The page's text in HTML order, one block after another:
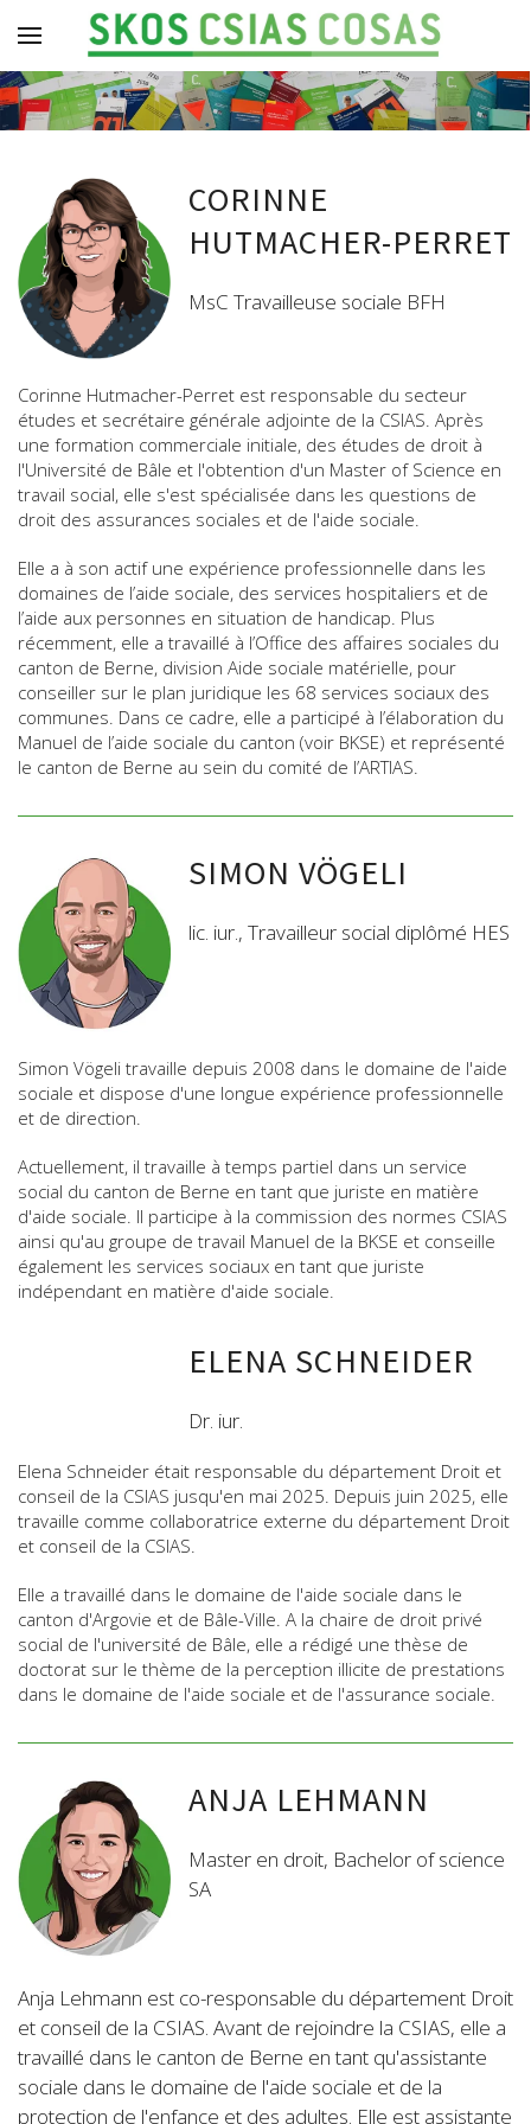
CORINNE
HUTMACHER-PERRET
MsC Travailleuse sociale BFH
Corinne Hutmacher-Perret est responsable du secteur
études et secrétaire générale adjointe de la CSIAS. Après
une formation commerciale initiale, des études de droit à
l'Université de Bâle et l'obtention d'un Master of Science en
travail social, elle s'est spécialisée dans les questions de
droit des assurances sociales et de l'aide sociale.
Elle a à son actif une expérience professionnelle dans les
domaines de l’aide sociale, des services hospitaliers et de
l’aide aux personnes en situation de handicap. Plus
récemment, elle a travaillé à l’Office des affaires sociales du
canton de Berne, division Aide sociale matérielle, pour
conseiller sur le plan juridique les 68 services sociaux des
communes. Dans ce cadre, elle a participé à l’élaboration du
Manuel de l’aide sociale du canton (voir BKSE) et représenté
le canton de Berne au sein du comité de l’ARTIAS.
SIMON VÖGELI
lic. iur., Travailleur social diplômé HES
Simon Vögeli travaille depuis 2008 dans le domaine de l'aide
sociale et dispose d'une longue expérience professionnelle
et de direction.
Actuellement, il travaille à temps partiel dans un service
social du canton de Berne en tant que juriste en matière
d'aide sociale. Il participe à la commission des normes CSIAS
ainsi qu'au groupe de travail Manuel de la BKSE et conseille
également les services sociaux en tant que juriste
indépendant en matière d'aide sociale.
ELENA SCHNEIDER
Dr. iur.
Elena Schneider était responsable du département Droit et
conseil de la CSIAS jusqu'en mai 2025. Depuis juin 2025, elle
travaille comme collaboratrice externe du département Droit
et conseil de la CSIAS.
Elle a travaillé dans le domaine de l'aide sociale dans le
canton d'Argovie et de Bâle-Ville. A la chaire de droit privé
social de l'université de Bâle, elle a rédigé une thèse de
doctorat sur le thème de la perception illicite de prestations
dans le domaine de l'aide sociale et de l'assurance sociale.
ANJA LEHMANN
Master en droit, Bachelor of science
SA
Anja Lehmann est co-responsable du département Droit
et conseil de la CSIAS. Avant de rejoindre la CSIAS, elle a
travaillé dans le canton de Berne en tant qu'assistante
sociale dans le domaine de l'aide sociale et de la
protection de l'enfance et des adultes. Elle est assistante